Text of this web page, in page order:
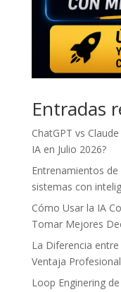
Entradas
ChatGPT vs
IA en Julio 2026?
Entrenamientos
sistemas con
Cómo Usar la IA
Tomar Mejores
La Diferencia
Ventaja Profesional
Loop Enginering